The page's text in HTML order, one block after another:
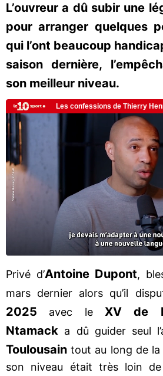
L’ouvreur a dû subir une
pour arranger quelques
qui l’ont beaucoup
saison dernière,
son meilleur niveau.
Privé d’Antoine Dupont,
mars dernier alors qu’il
2025 avec le XV de
Ntamack a dû guider seul
Toulousain tout au long de
son niveau était très loin